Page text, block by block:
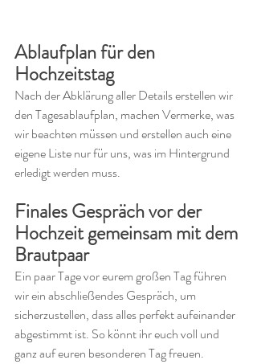
Ablaufplan für den
Hochzeitstag
Nach der Abklärung aller Details erstellen wir
den Tagesablaufplan, machen Vermerke, was
wir beachten müssen und erstellen auch eine
eigene Liste nur für uns, was im Hintergrund
erledigt werden muss.
Finales Gespräch vor der
Hochzeit gemeinsam mit dem
Brautpaar
Ein paar Tage vor eurem großen Tag führen
wir ein abschließendes Gespräch, um
sicherzustellen, dass alles perfekt aufeinander
abgestimmt ist. So könnt ihr euch voll und
ganz auf euren besonderen Tag freuen.